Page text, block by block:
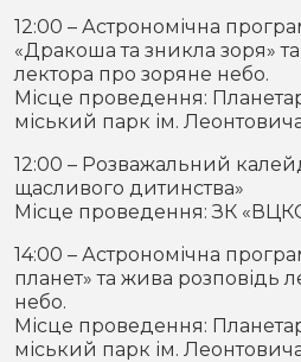
12:00 – Астрономічна
«Дракоша та зникла зоря»
лектора про зоряне небо.
Місце проведення:
міський парк ім.
12:00 – Розважальний
щасливого дитинства»
Місце проведення: ЗК
14:00 – Астрономічна
планет» та жива розповідь
небо.
Місце проведення:
міський парк ім.